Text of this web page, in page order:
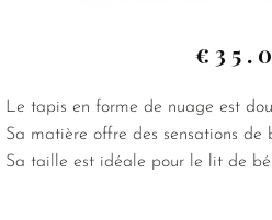
€
Le tapis en forme de nuage est
Sa matière offre des sensations de
Sa taille est idéale pour le lit de